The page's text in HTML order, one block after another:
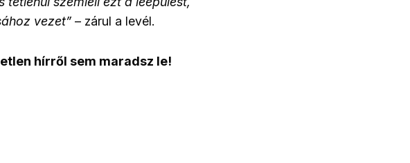
vezet” – zárul a levél.
hírről sem maradsz le!